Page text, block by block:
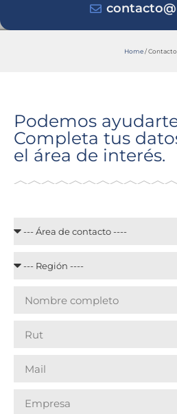
Home/
Podemos
Completa tus
el área de interés.